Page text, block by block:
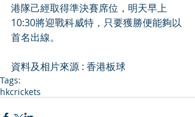
港隊己經取得準決賽席位，明天早上
10:30將迎戰科威特，只要獲勝便能夠以
首名出線。
資料及相片來源 : 香港板球
Tags:
hkcrickets